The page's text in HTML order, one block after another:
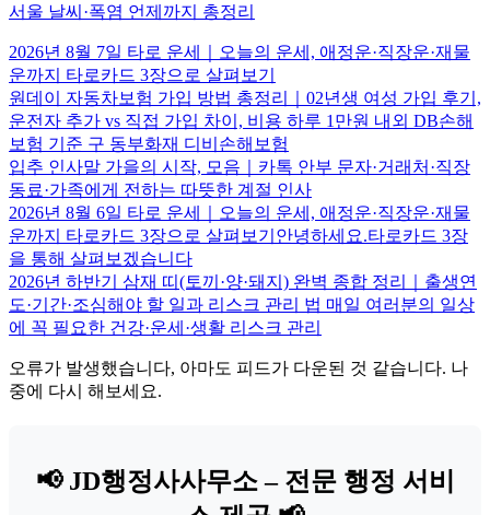
서울 날씨·폭염 언제까지 총정리
2026년 8월 7일 타로 운세｜오늘의 운세, 애정운·직장운·재물
운까지 타로카드 3장으로 살펴보기
원데이 자동차보험 가입 방법 총정리｜02년생 여성 가입 후기,
운전자 추가 vs 직접 가입 차이, 비용 하루 1만원 내외 DB손해
보험 기준 구 동부화재 디비손해보험
입추 인사말 가을의 시작, 모음｜카톡 안부 문자·거래처·직장
동료·가족에게 전하는 따뜻한 계절 인사
2026년 8월 6일 타로 운세｜오늘의 운세, 애정운·직장운·재물
운까지 타로카드 3장으로 살펴보기안녕하세요.타로카드 3장
을 통해 살펴보겠습니다
2026년 하반기 삼재 띠(토끼·양·돼지) 완벽 종합 정리｜출생연
도·기간·조심해야 할 일과 리스크 관리 법 매일 여러분의 일상
에 꼭 필요한 건강·운세·생활 리스크 관리
오류가 발생했습니다, 아마도 피드가 다운된 것 같습니다. 나
중에 다시 해보세요.
📢 JD행정사사무소 – 전문 행정 서비